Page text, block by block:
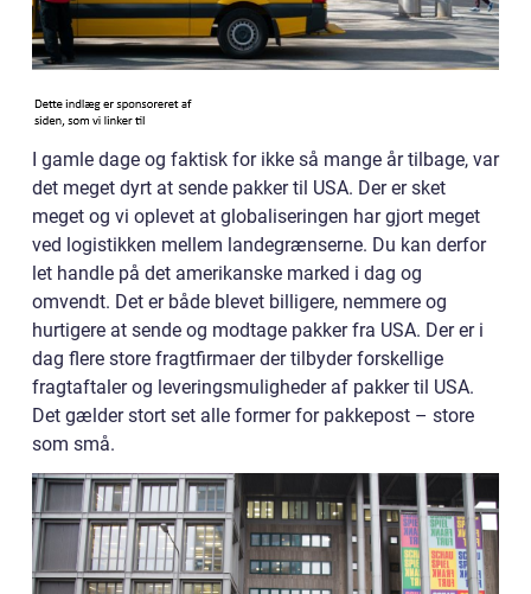
I gamle dage og faktisk for ikke så mange år tilbage, var
det meget dyrt at sende pakker til USA. Der er sket
meget og vi oplevet at globaliseringen har gjort meget
ved logistikken mellem landegrænserne. Du kan derfor
let handle på det amerikanske marked i dag og
omvendt. Det er både blevet billigere, nemmere og
hurtigere at sende og modtage pakker fra USA. Der er i
dag flere store fragtfirmaer der tilbyder forskellige
fragtaftaler og leveringsmuligheder af pakker til USA.
Det gælder stort set alle former for pakkepost – store
som små.